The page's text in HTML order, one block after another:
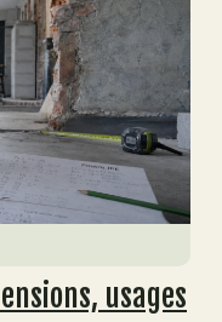
usages